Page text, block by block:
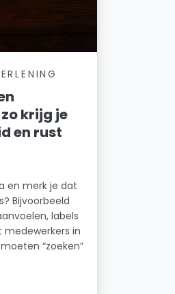
krijg je
en rust
en merk je dat
Bijvoorbeeld
labels
in
“zoeken”